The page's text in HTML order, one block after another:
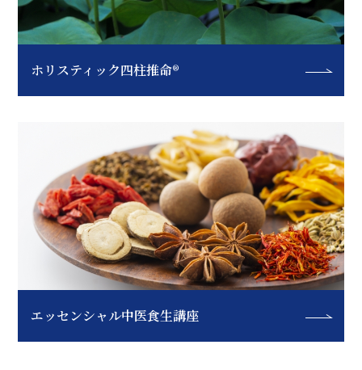
ホリスティック四柱推命®
エッセンシャル中医食生講座